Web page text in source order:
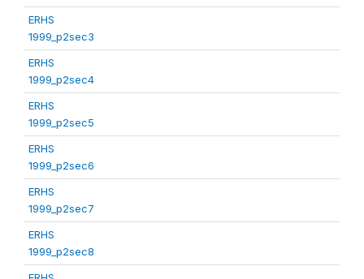
ERHS
1999_p2sec3
ERHS
1999_p2sec4
ERHS
1999_p2sec5
ERHS
1999_p2sec6
ERHS
1999_p2sec7
ERHS
1999_p2sec8